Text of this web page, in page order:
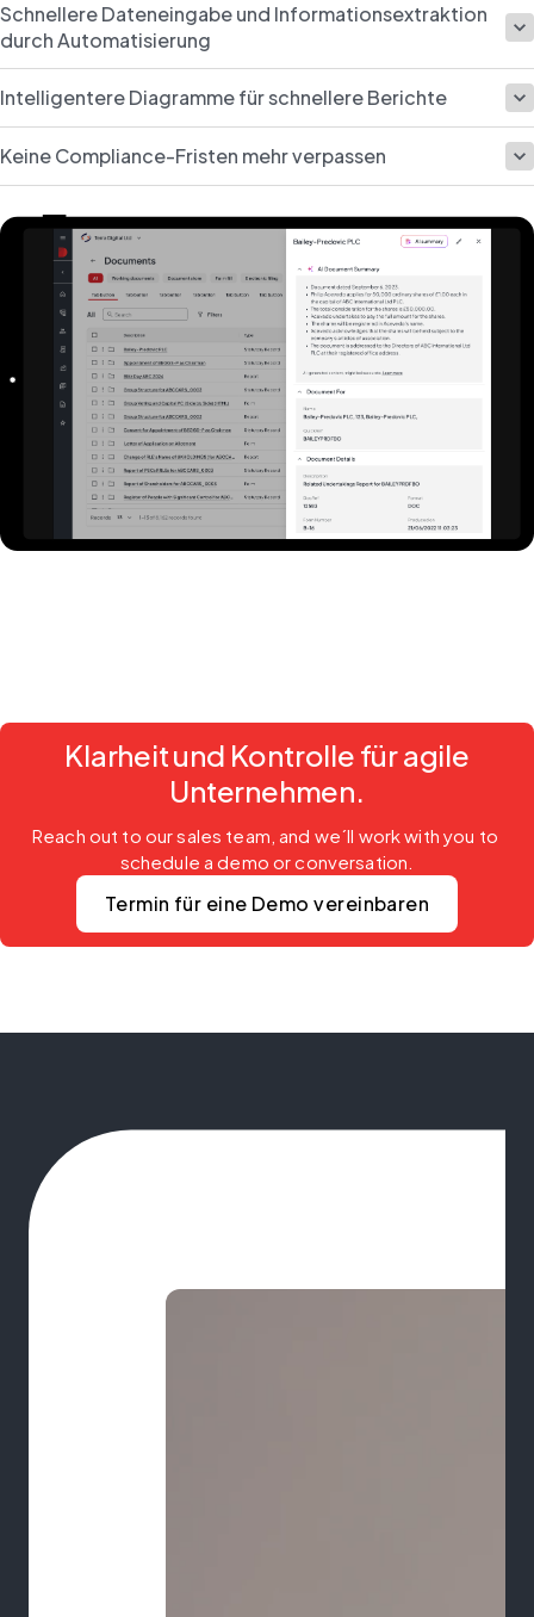
Schnellere Dateneingabe und Informationsextraktion
durch Automatisierung
Intelligentere Diagramme für schnellere Berichte
Keine Compliance-Fristen mehr verpassen
Klarheit und Kontrolle für agile
Unternehmen.
Reach out to our sales team, and we´ll work with you to
schedule a demo or conversation.
Termin für eine Demo vereinbaren